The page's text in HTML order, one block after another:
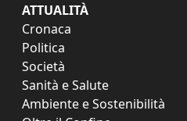
ATTUALITÀ
Cronaca
Politica
Società
Sanità e Salute
Ambiente e Sostenibilità